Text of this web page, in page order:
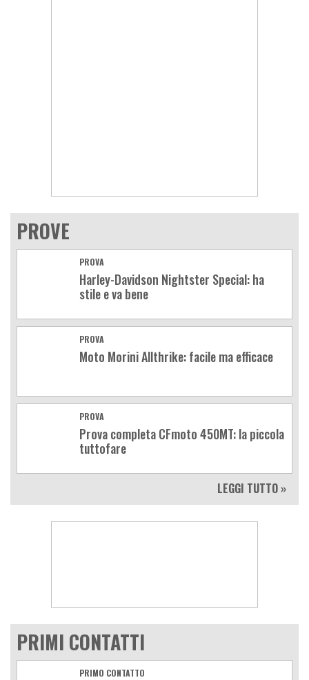
PROVE
PROVA
Harley-Davidson Nightster Special: ha
stile e va bene
PROVA
Moto Morini Allthrike: facile ma efficace
PROVA
Prova completa CFmoto 450MT: la piccola
tuttofare
LEGGI TUTTO »
PRIMI CONTATTI
PRIMO CONTATTO